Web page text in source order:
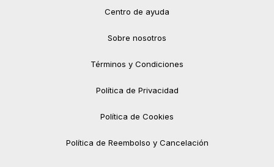
Centro de ayuda
Sobre nosotros
Términos y Condiciones
Política de Privacidad
Política de Cookies
Política de Reembolso y Cancelación